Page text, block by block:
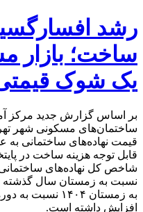
رشد
ساخت؛ بازار
یک شوک
بر اساس گزارش جدید مرکز
قابل توجه هزینه ساخت در
افزایش داشته است.